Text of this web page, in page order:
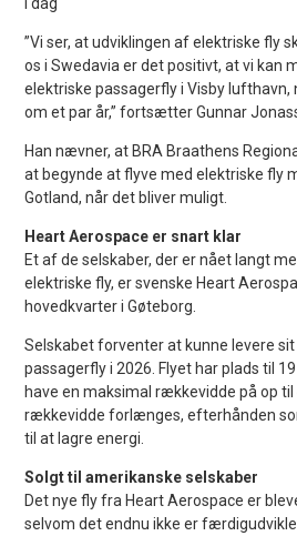
”Vi ser, at udviklingen af ​​elektriske fly
os i Swedavia er det positivt, at vi kan
elektriske passagerfly i Visby lufthavn,
om et par år,” fortsætter Gunnar
Han nævner, at BRA Braathens
at begynde at flyve med elektriske fly
Gotland, når det bliver muligt.
Heart Aerospace er snart klar
Et af de selskaber, der er nået langt
elektriske fly, er svenske Heart
hovedkvarter i Gøteborg.
Selskabet forventer at kunne levere
passagerfly i 2026. Flyet har plads til
have en maksimal rækkevidde på op til
rækkevidde forlænges, efterhånden
til at lagre energi.
Solgt til amerikanske selskaber
Det nye fly fra Heart Aerospace er
selvom det endnu ikke er